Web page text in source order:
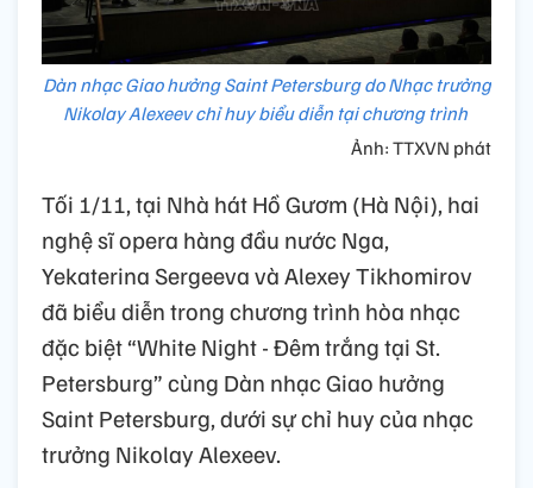
Dàn nhạc Giao hưởng Saint Petersburg do Nhạc trưởng
Nikolay Alexeev chỉ huy biểu diễn tại chương trình
Ảnh: TTXVN phát
Tối 1/11, tại Nhà hát Hồ Gươm (Hà Nội), hai
nghệ sĩ opera hàng đầu nước Nga,
Yekaterina Sergeeva và Alexey Tikhomirov
đã biểu diễn trong chương trình hòa nhạc
đặc biệt “White Night - Đêm trắng tại St.
Petersburg” cùng Dàn nhạc Giao hưởng
Saint Petersburg, dưới sự chỉ huy của nhạc
trưởng Nikolay Alexeev.